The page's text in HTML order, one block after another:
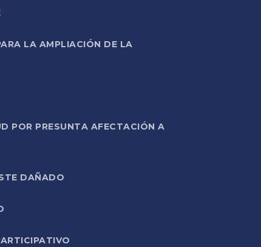
LA AMPLIACIÓN DE LA
POR PRESUNTA AFECTACIÓN A
DAÑADO